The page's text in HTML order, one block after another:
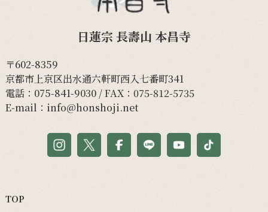
日蓮宗 長壽山 本昌寺
〒602-8359
京都市上京区出水通六軒町西入七番町341
電話： 075-841-9030/ FAX：075-812-5735
E-mail： info@honshoji.net
TOP